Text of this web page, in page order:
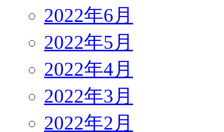
2022年6月
2022年5月
2022年4月
2022年3月
2022年2月